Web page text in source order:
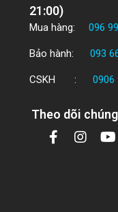
21:00)
Mua hàng: 096
Bảo hành: 093
CSKH : 0906
Theo dõi